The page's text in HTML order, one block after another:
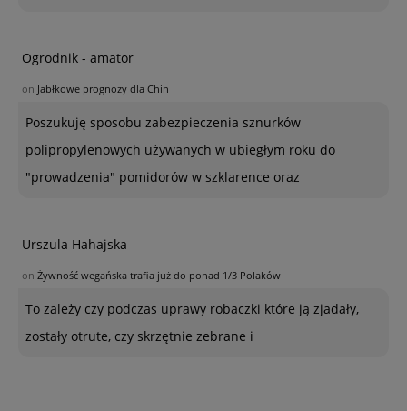
Ogrodnik - amator
on Jabłkowe prognozy dla Chin
Poszukuję sposobu zabezpieczenia sznurków
polipropylenowych używanych w ubiegłym roku do
"prowadzenia" pomidorów w szklarence oraz
Urszula Hahajska
on Żywność wegańska trafia już do ponad 1/3 Polaków
To zależy czy podczas uprawy robaczki które ją zjadały,
zostały otrute, czy skrzętnie zebrane i